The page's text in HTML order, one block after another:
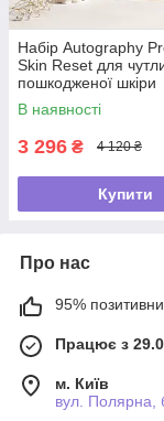
Набір Autography
Skin Reset для
пошкодженої шкіри
В наявності
3 296 ₴ 4 120 ₴
Купити
Про нас
95%
Працює з
м. Київ
вул. Полярна,